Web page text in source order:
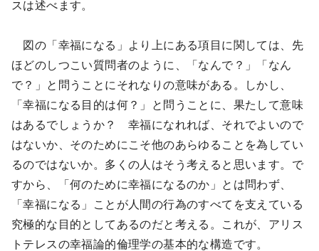
スは述べます。
図の「幸福になる」より上にある項目に関しては、先
ほどのしつこい質問者のように、「なんで？」「なん
で？」と問うことにそれなりの意味がある。しかし、
「幸福になる目的は何？」と問うことに、果たして意味
はあるでしょうか？ 幸福になれれば、それでよいので
はないか、そのためにこそ他のあらゆることを為してい
るのではないか。多くの人はそう考えると思います。で
すから、「何のために幸福になるのか」とは問わず、
「幸福になる」ことが人間の行為のすべてを支えている
究極的な目的としてあるのだと考える。これが、アリス
トテレスの幸福論的倫理学の基本的な構造です。